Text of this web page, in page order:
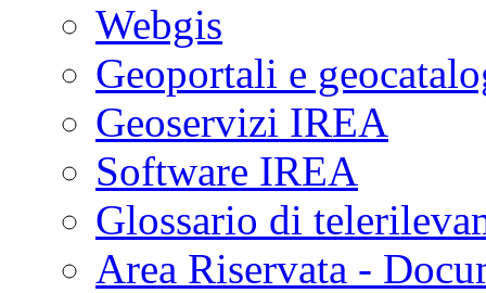
Webgis
Geoportali e
Geoservizi IREA
Software IREA
Glossario di
Area Riservata -